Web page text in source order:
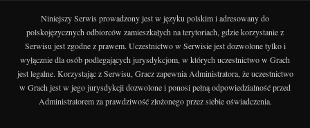
Niniejszy Serwis prowadzony jest w języku polskim i adresowany do
polskojęzycznych odbiorców zamieszkałych na terytoriach, gdzie korzystanie z
Serwisu jest zgodne z prawem. Uczestnictwo w Serwisie jest dozwolone tylko i
wyłącznie dla osób podlegających jurysdykcjom, w których uczestnictwo w Grach
jest legalne. Korzystając z Serwisu, Gracz zapewnia Administratora, że uczestnictwo
w Grach jest w jego jurysdykcji dozwolone i ponosi pełną odpowiedzialność przed
Administratorem za prawdziwość złożonego przez siebie oświadczenia.